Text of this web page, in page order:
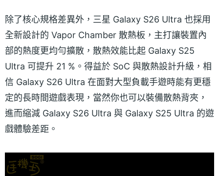
除了核心規格差異外，三星 Galaxy S26 Ultra 也採用
全新設計的 Vapor Chamber 散熱板，主打讓裝置內
部的熱度更均勻擴散，散熱效能比起 Galaxy S25
Ultra 可提升 21 %。得益於 SoC 與散熱設計升級，相
信 Galaxy S26 Ultra 在面對大型負載手遊時能有更穩
定的長時間遊戲表現，當然你也可以裝備散熱背夾，
進而縮減 Galaxy S26 Ultra 與 Galaxy S25 Ultra 的遊
戲體驗差距。